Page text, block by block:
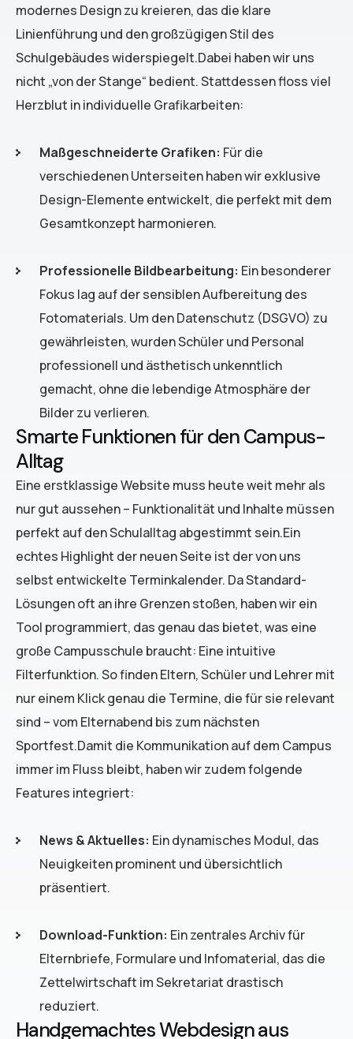
modernes Design zu kreieren, das die klare
Linienführung und den großzügigen Stil des
Schulgebäudes widerspiegelt.Dabei haben wir uns
nicht „von der Stange“ bedient. Stattdessen floss viel
Herzblut in individuelle Grafikarbeiten:
Maßgeschneiderte Grafiken: Für die
verschiedenen Unterseiten haben wir exklusive
Design-Elemente entwickelt, die perfekt mit dem
Gesamtkonzept harmonieren.
Professionelle Bildbearbeitung: Ein besonderer
Fokus lag auf der sensiblen Aufbereitung des
Fotomaterials. Um den Datenschutz (DSGVO) zu
gewährleisten, wurden Schüler und Personal
professionell und ästhetisch unkenntlich
gemacht, ohne die lebendige Atmosphäre der
Bilder zu verlieren.
Smarte Funktionen für den Campus-
Alltag
Eine erstklassige Website muss heute weit mehr als
nur gut aussehen – Funktionalität und Inhalte müssen
perfekt auf den Schulalltag abgestimmt sein.Ein
echtes Highlight der neuen Seite ist der von uns
selbst entwickelte Terminkalender. Da Standard-
Lösungen oft an ihre Grenzen stoßen, haben wir ein
Tool programmiert, das genau das bietet, was eine
große Campusschule braucht: Eine intuitive
Filterfunktion. So finden Eltern, Schüler und Lehrer mit
nur einem Klick genau die Termine, die für sie relevant
sind – vom Elternabend bis zum nächsten
Sportfest.Damit die Kommunikation auf dem Campus
immer im Fluss bleibt, haben wir zudem folgende
Features integriert:
News & Aktuelles: Ein dynamisches Modul, das
Neuigkeiten prominent und übersichtlich
präsentiert.
Download-Funktion: Ein zentrales Archiv für
Elternbriefe, Formulare und Infomaterial, das die
Zettelwirtschaft im Sekretariat drastisch
reduziert.
Handgemachtes Webdesign aus